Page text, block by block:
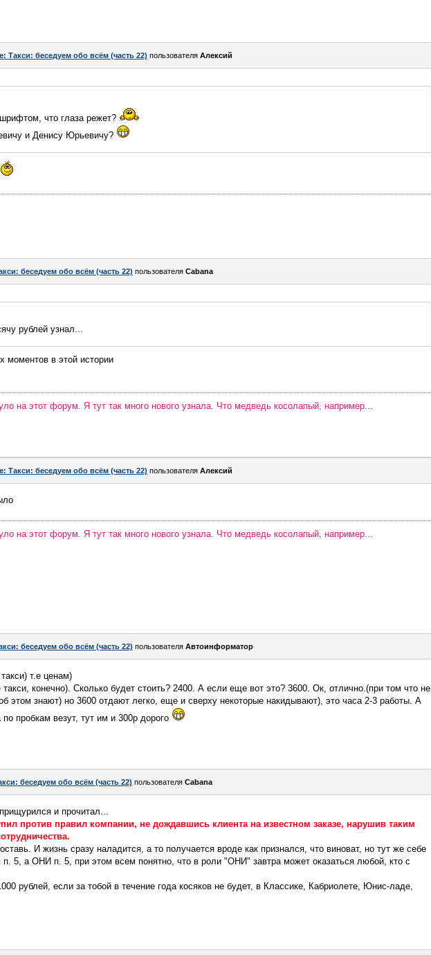
Такси: беседуем обо всём (часть 22) пользователя Алексий
что глаза режет?
и Денису Юрьевичу?
беседуем обо всём (часть 22) пользователя Cabana
рублей узнал...
моментов в этой истории
на этот форум. Я тут так много нового узнала. Что медведь косолапый, например...
Такси: беседуем обо всём (часть 22) пользователя Алексий
на этот форум. Я тут так много нового узнала. Что медведь косолапый, например...
беседуем обо всём (часть 22) пользователя Автоинформатор
т.е ценам)
конечно). Сколько будет стоить? 2400. А если еще вот это? 3600. Ок, отлично.(при том что не
этом знают) но 3600 отдают легко, еще и сверху некоторые накидывают), это часа 2-3 работы. А
пробкам везут, тут им и 300р дорого
беседуем обо всём (часть 22) пользователя Cabana
и прочитал...
против правил компании, не дождавшись клиента на известном заказе, нарушив таким
И жизнь сразу наладится, а то получается вроде как признался, что виноват, но тут же себе
п. 5, а ОНИ п. 5, при этом всем понятно, что в роли "ОНИ" завтра может оказаться любой, кто с
рублей, если за тобой в течение года косяков не будет, в Классике, Кабриолете, Юнис-ладе,